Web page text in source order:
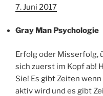
7. Juni 2017
Gray Man Psychologie
Erfolg oder Misserfolg,
sich zuerst im Kopf ab!
Sie! Es gibt Zeiten
aktiv wird und es gibt